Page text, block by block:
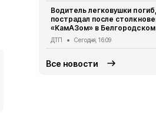
Водитель легковушки
пострадал после
«КамАЗом» в Белгородском
ДТП Сегодня, 16:09
Все новости